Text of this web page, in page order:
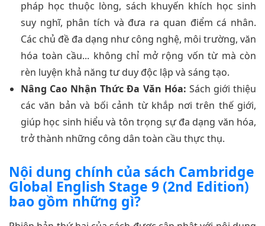
pháp học thuộc lòng, sách khuyến khích học sinh
suy nghĩ, phân tích và đưa ra quan điểm cá nhân.
Các chủ đề đa dạng như công nghệ, môi trường, văn
hóa toàn cầu... không chỉ mở rộng vốn từ mà còn
rèn luyện khả năng tư duy độc lập và sáng tạo.
Nâng Cao Nhận Thức Đa Văn Hóa: Sách giới thiệu
các văn bản và bối cảnh từ khắp nơi trên thế giới,
giúp học sinh hiểu và tôn trọng sự đa dạng văn hóa,
trở thành những công dân toàn cầu thực thụ.
Nội dung chính của sách Cambridge
Global English Stage 9 (2nd Edition)
bao gồm những gì?